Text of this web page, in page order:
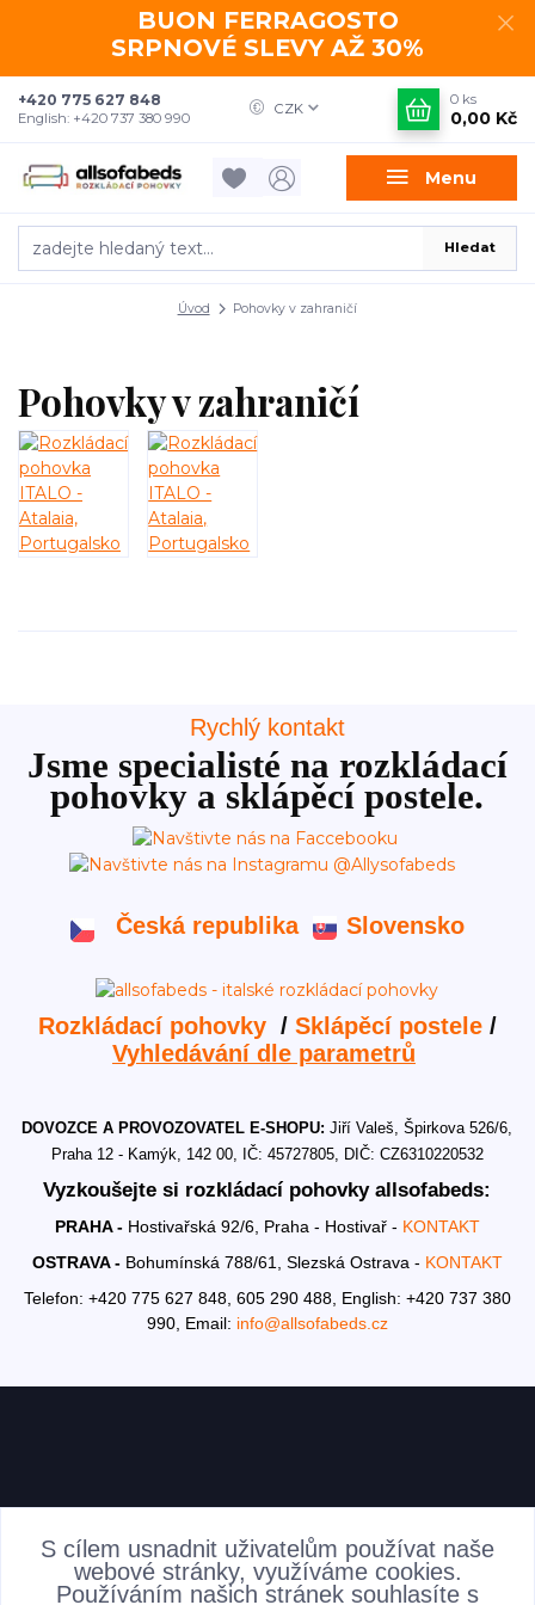
BUON FERRAGOSTO
SRPNOVÉ SLEVY AŽ 30%
Menu
CZK
Hledat
+420 775 627 848
English: +420 737 380 990
0 ks
0,00 Kč
Úvod Pohovky v zahraničí
Pohovky v zahraničí
Rychlý kontakt
Jsme specialisté na rozkládací
pohovky a sklápěcí postele.
Česká republika Slovensko
Rozkládací pohovky / Sklápěcí postele/
Vyhledávání dle parametrů
DOVOZCE A PROVOZOVATEL E-SHOPU:Jiří Valeš, Špirkova 526/6,
Praha 12 - Kamýk, 142 00, IČ: 45727805, DIČ: CZ6310220532
Vyzkoušejte si rozkládací pohovky allsofabeds:
PRAHA - Hostivařská 92/6, Praha - Hostivař - KONTAKT
OSTRAVA - Bohumínská 788/61, Slezská Ostrava - KONTAKT
Telefon: +420 775 627 848, 605 290 488, English: +420 737 380
990, Email: info@allsofabeds.cz
AKTUALITY
S cílem usnadnit uživatelům používat naše
webové stránky, využíváme cookies.
Používáním našich stránek souhlasíte s